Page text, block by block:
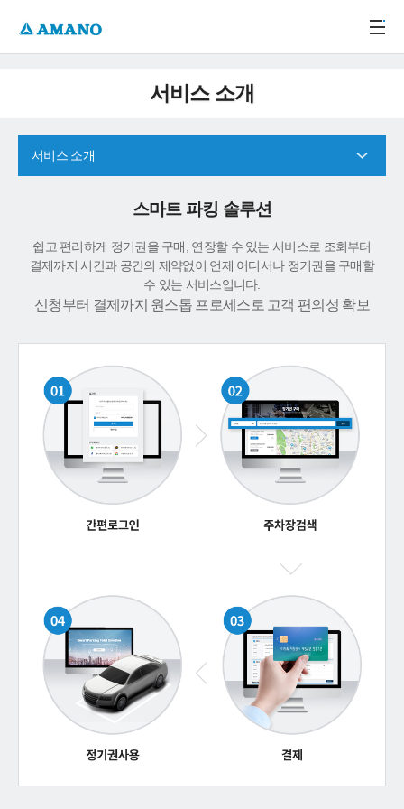
서비스 소개
서비스 소개
스마트 파킹 솔루션
쉽고 편리하게 정기권을 구매, 연장할 수 있는 서비스로 조회부터
결제까지 시간과 공간의 제약없이 언제 어디서나 정기권을 구매할
수 있는 서비스입니다.
신청부터 결제까지 원스톱 프로세스로 고객 편의성 확보